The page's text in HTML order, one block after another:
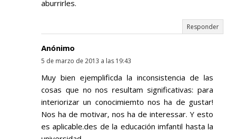
aburrirles.
Responder
Anónimo
5 de marzo de 2013 a las 19:43
Muy bien ejemplificda la inconsistencia de las
cosas que no nos resultam significativas: para
interiorizar un conocimiemto nos ha de gustar!
Nos ha de motivar, nos ha de interessar. Y esto
es aplicable.des de la educación imfantil hasta la